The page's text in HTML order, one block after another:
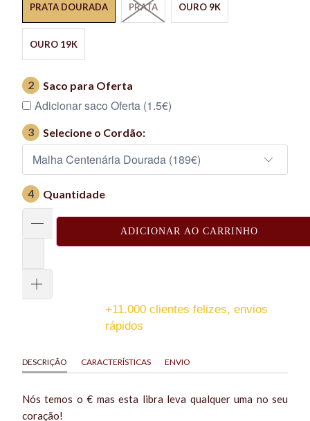
PRATA DOURADA PRATA OURO 9K
OURO 19K
2 Saco para Oferta
Adicionar saco Oferta (1.5€)
3 Selecione o Cordão:
4 Quantidade
ADICIONAR AO CARRINHO
+11.000 clientes felizes, envios
rápidos
DESCRIÇÃO CARACTERÍSTICAS ENVIO
Nós temos o € mas esta libra leva qualquer uma no seu
coração!